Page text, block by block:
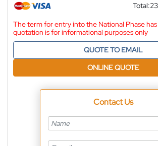
Total:
The term for entry into the National Phase
quotation is for informational purposes only
QUOTE TO EMAIL
ONLINE QUOTE
Contact Us